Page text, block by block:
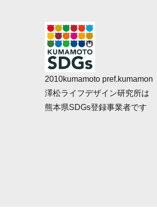
2010kumamoto pref.kumamon
澤松ライフデザイン研究所は
熊本県SDGs登録事業者です